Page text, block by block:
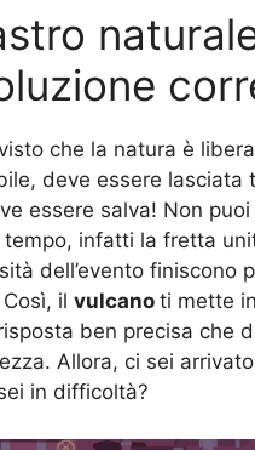
che la natura è
deve essere lasciata
essere salva! Non
tempo, infatti la fretta
dell’evento finiscono
il vulcano ti mette
risposta ben precisa che
Allora, ci sei
in difficoltà?